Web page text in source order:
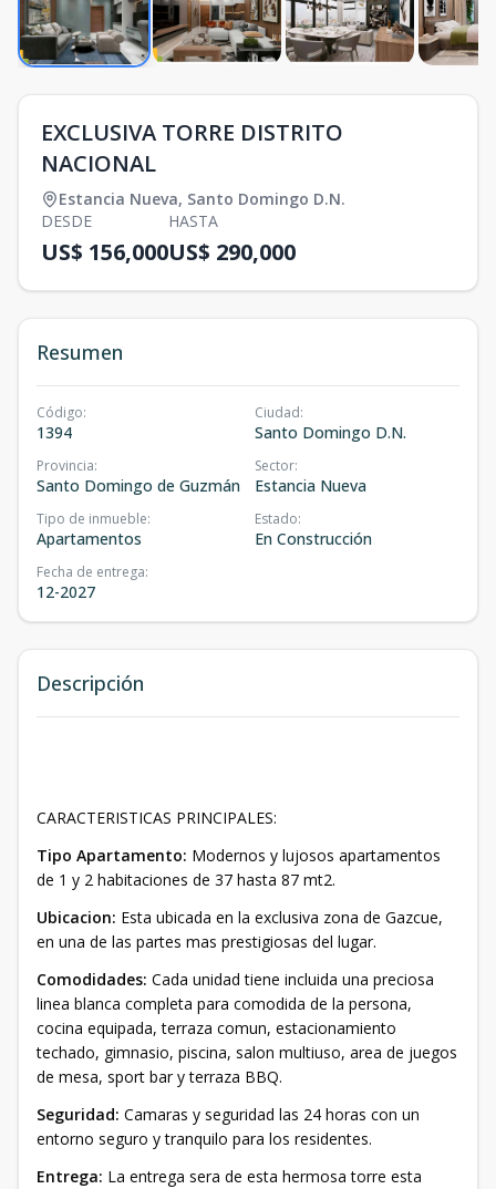
EXCLUSIVA TORRE DISTRITO
NACIONAL
Estancia Nueva, Santo Domingo D.N.
DESDE
US$ 156,000
HASTA
US$ 290,000
Resumen
Código:
1394
Ciudad:
Santo Domingo D.N.
Provincia:
Santo Domingo de Guzmán
Sector:
Estancia Nueva
Tipo de inmueble:
Apartamentos
Estado:
En Construcción
Fecha de entrega:
12-2027
Descripción
CARACTERISTICAS PRINCIPALES:
Tipo Apartamento: Modernos y lujosos apartamentos
de 1 y 2 habitaciones de 37 hasta 87 mt2.
Ubicacion: Esta ubicada en la exclusiva zona de Gazcue,
en una de las partes mas prestigiosas del lugar.
Comodidades: Cada unidad tiene incluida una preciosa
linea blanca completa para comodida de la persona,
cocina equipada, terraza comun, estacionamiento
techado, gimnasio, piscina, salon multiuso, area de juegos
de mesa, sport bar y terraza BBQ.
Seguridad: Camaras y seguridad las 24 horas con un
entorno seguro y tranquilo para los residentes.
Entrega: La entrega sera de esta hermosa torre esta